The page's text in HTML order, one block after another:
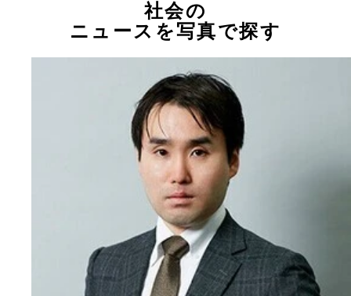
社会の
ニュースを写真で探す